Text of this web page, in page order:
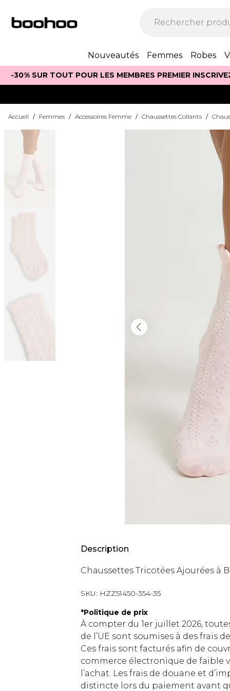
Nouveautés Femmes Robes
-30% SUR TOUT POUR LES MEMBRES PREMIER
Accueil / Femmes / Accessoires Femme / Chaussettes Collants /
Description
Chaussettes Tricotées Ajourées à
SKU: HZZ51450-354-35
*Politique de prix
À compter du 1er juillet 2026,
de l’UE sont soumises à des frais
Ces frais sont facturés afin de
commerce électronique de faible
l’achat. Les frais de douane et
distincte lors du paiement avant